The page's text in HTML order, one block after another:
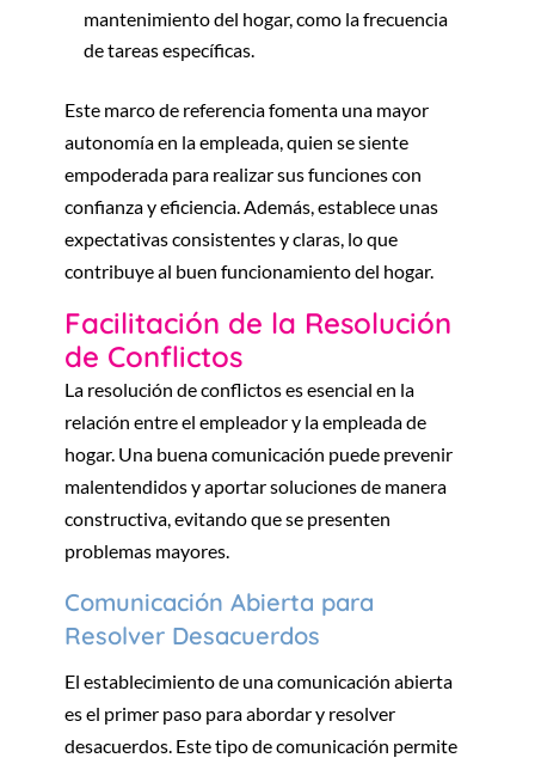
mantenimiento del hogar, como la frecuencia
de tareas específicas.
Este marco de referencia fomenta una mayor
autonomía en la empleada, quien se siente
empoderada para realizar sus funciones con
confianza y eficiencia. Además, establece unas
expectativas consistentes y claras, lo que
contribuye al buen funcionamiento del hogar.
Facilitación de la Resolución
de Conflictos
La resolución de conflictos es esencial en la
relación entre el empleador y la empleada de
hogar. Una buena comunicación puede prevenir
malentendidos y aportar soluciones de manera
constructiva, evitando que se presenten
problemas mayores.
Comunicación Abierta para
Resolver Desacuerdos
El establecimiento de una comunicación abierta
es el primer paso para abordar y resolver
desacuerdos. Este tipo de comunicación permite